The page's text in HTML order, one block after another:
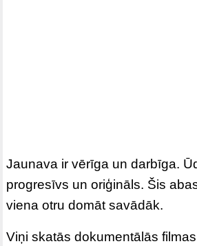
Jaunava ir vērīga un darbīga.
progresīvs un oriģināls. Šis
viena otru domāt savādāk.
Viņi skatās dokumentālās